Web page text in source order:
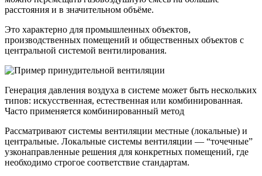
расстояния и в значительном объёме.
Это характерно для промышленных объектов,
производственных помещений и общественных объектов с
центральной системой вентилирования.
Генерация давления воздуха в системе может быть нескольких
типов: искусственная, естественная или комбинированная.
Часто применяется комбинированный метод
Рассматривают системы вентиляции местные (локальные) и
центральные. Локальные системы вентиляции — “точечные”
узконаправленные решения для конкретных помещений, где
необходимо строгое соответствие стандартам.